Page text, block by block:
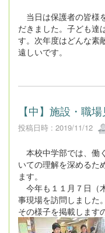
当日は保護者の皆様
だきました。子ども達
す。次年度はどんな素
遠しいです。
【中】施設・職
投稿日時 : 2019/11/12
本校中学部では、働
いての理解を深めるた
ます。
今年も１１月７日（
事現場を訪問しました。
その様子を掲載します